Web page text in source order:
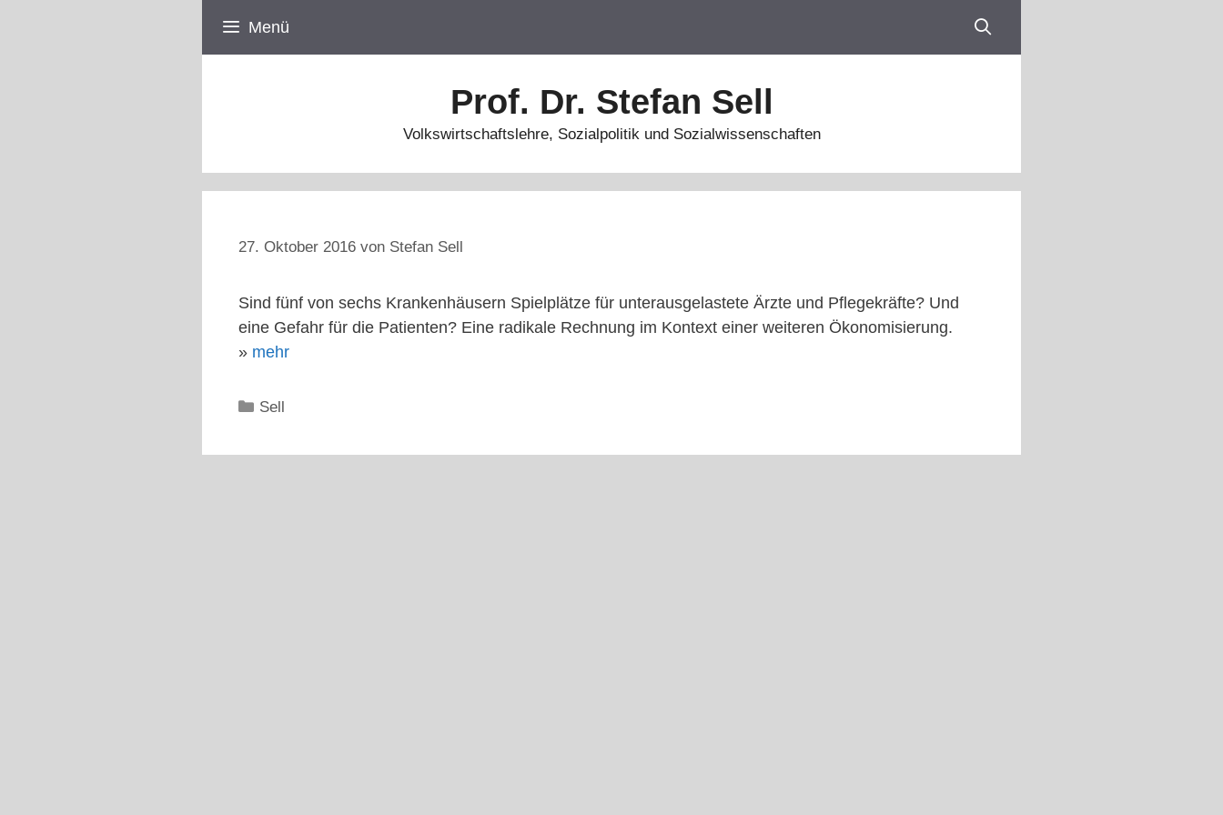
Menü
Prof. Dr. Stefan Sell
Volkswirtschaftslehre, Sozialpolitik und Sozialwissenschaften
27. Oktober 2016 von Stefan Sell
Sind fünf von sechs Krankenhäusern Spielplätze für unterausgelastete Ärzte und Pflegekräfte? Und
eine Gefahr für die Patienten? Eine radikale Rechnung im Kontext einer weiteren Ökonomisierung.
» mehr
Kategorien
Sell